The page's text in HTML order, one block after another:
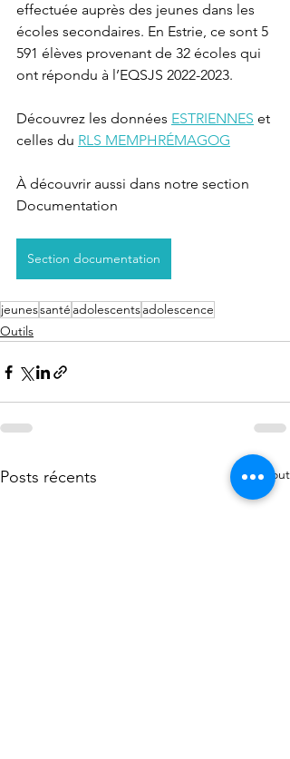
effectuée auprès des jeunes dans les
écoles secondaires. En Estrie, ce sont 5
591 élèves provenant de 32 écoles qui
ont répondu à l’EQSJS 2022-2023.
Découvrez les données ESTRIENNES et
celles du RLS MEMPHRÉMAGOG
À découvrir aussi dans notre section
Documentation
Section documentation
jeunessanté adolescentsadolescence
Outils
Posts récents Voir tout